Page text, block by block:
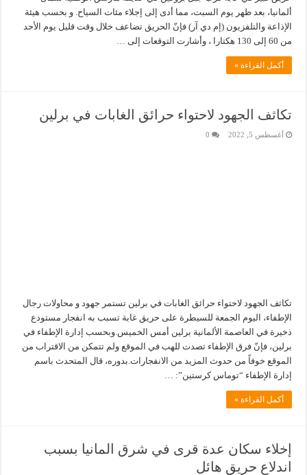
ألمانيا، بعد ظهر يوم السبت، مما أدى إلى إجلاء مئات السياح. و بحسب هيئة
الإذاعة والتلفزيون (إم دي آر) فإنّ الحريق تضاعف خلال وقت قليل يوم الأحد
من 60 إلى 130 هكتارا ، وأشارت التوقعات إلى …
أكمل القراءة »
تكاثف الجهود لاحتواء حرائق الغابات في برلين
أغسطس 5, 2022 0
تكاثف الجهود لاحتواء حرائق الغابات في برلين تستمر جهود و محاولات رجال
الإطفاء، اليوم الجمعة للسيطرة على حريق غابة تسبب به انفجار مستودع
ذخيرة في العاصمة الألمانية برلين أمس الخميس.وبحسب إدارة الإطفاء في
برلين، فإنّ فرق الإطفاء تصدت للهب في الموقع ولم تتمكن من الاقتراب من
الموقع خوفاً من حدوث المزيد من الانفجارات.بدوره، قال المتحدث باسم
إدارة الإطفاء “توماس كرستين”: …
أكمل القراءة »
إخلاء سكان عدة قرى في شرق المانيا بسبب
اندلاع حريق هائل